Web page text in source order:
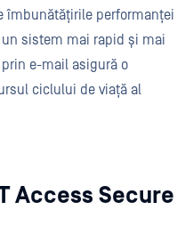
îmbunătățirile performanței
sistem mai rapid și mai
e-mail asigură o
ciclului de viață al
Access Secure